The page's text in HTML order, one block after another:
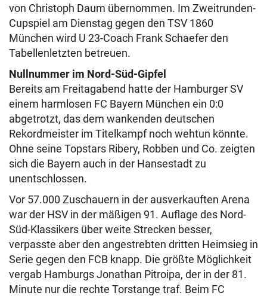
von Christoph Daum übernommen. Im Zweitrunden-
Cupspiel am Dienstag gegen den TSV 1860
München wird U 23-Coach Frank Schaefer den
Tabellenletzten betreuen.
Nullnummer im Nord-Süd-Gipfel
Bereits am Freitagabend hatte der Hamburger SV
einem harmlosen FC Bayern München ein 0:0
abgetrotzt, das dem wankenden deutschen
Rekordmeister im Titelkampf noch wehtun könnte.
Ohne seine Topstars Ribery, Robben und Co. zeigten
sich die Bayern auch in der Hansestadt zu
unentschlossen.
Vor 57.000 Zuschauern in der ausverkauften Arena
war der HSV in der mäßigen 91. Auflage des Nord-
Süd-Klassikers über weite Strecken besser,
verpasste aber den angestrebten dritten Heimsieg in
Serie gegen den FCB knapp. Die größte Möglichkeit
vergab Hamburgs Jonathan Pitroipa, der in der 81.
Minute nur die rechte Torstange traf. Beim FC